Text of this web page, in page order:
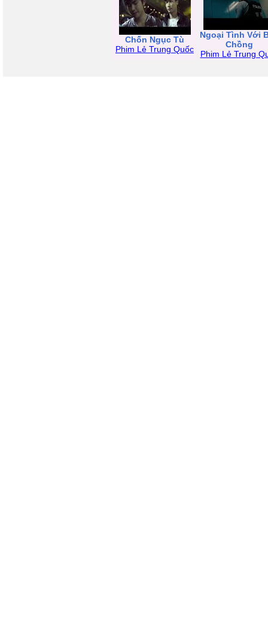
Chốn Ngục Tù
Phim Lẻ Trung Quốc
Ngoại Tình Với
Chồng
Phim Lẻ Trung